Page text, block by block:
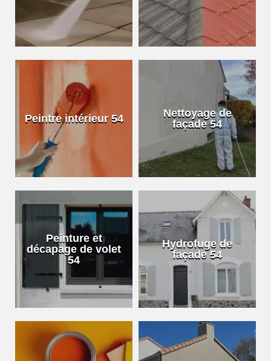
Peintre intérieur 54
Nettoyage de
façade 54
Peinture et
décapage de volet
54
Hydrofuge de
façade 54